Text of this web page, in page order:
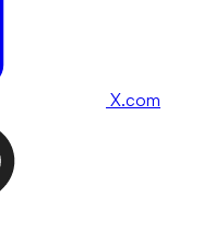
X.com